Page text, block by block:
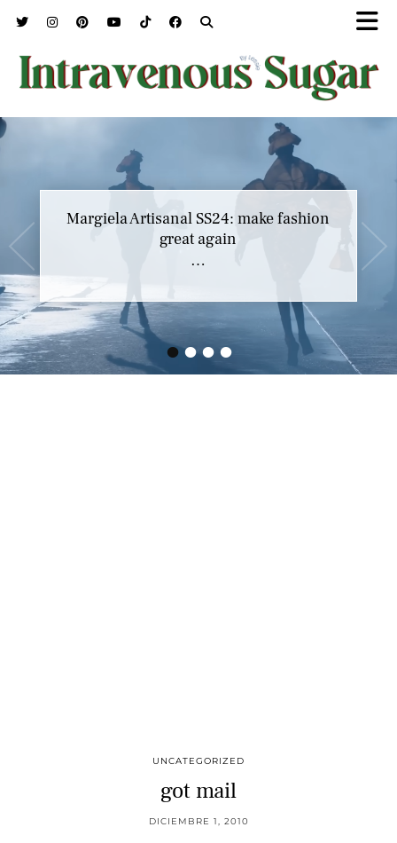
••••
Margiela Artisanal SS24: make fashion
great again
…
Marc Jacobs SS23 y el buscar confort en
nuestros héroes
…
UNCATEGORIZED
got mail
DICIEMBRE 1, 2010